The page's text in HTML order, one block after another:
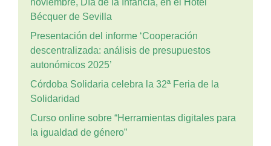
noviembre, Día de la Infancia, en el Hotel
Bécquer de Sevilla
Presentación del informe ‘Cooperación
descentralizada: análisis de presupuestos
autonómicos 2025’
Córdoba Solidaria celebra la 32ª Feria de la
Solidaridad
Curso online sobre “Herramientas digitales para
la igualdad de género”